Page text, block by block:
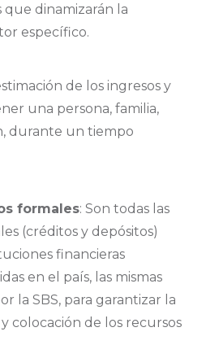
que dinamizarán la
específico.
de los ingresos y
una persona, familia,
durante un tiempo
formales: Son todas las
(créditos y depósitos)
financieras
en el país, las mismas
la SBS, para garantizar la
colocación de los recursos